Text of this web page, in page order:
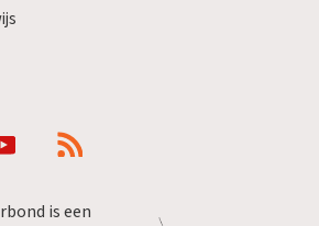
is een